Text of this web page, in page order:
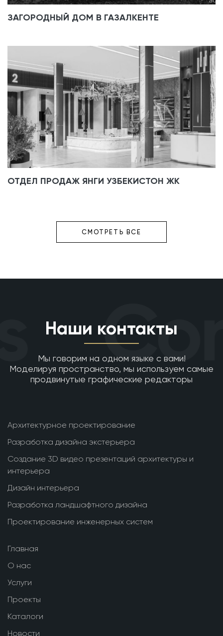
ЗАГОРОДНЫЙ ДОМ В ГАЗАЛКЕНТЕ
ОТДЕЛ ПРОДАЖ ЯНГИ УЗБЕКИСТОН ЖК
СМОТРЕТЬ ВСЕ
Наши контакты
Мы говорим на одном языке с вами!
Моделируя пространство, мы используем самые
продвинутые графические редакторы
Архитектурное проектирование
Разработка дизайна экстерьера
Создание 3D видео презентаций архитектуры и
интерьера
Дизайн интерьера
Разработка ландшафтного дизайна
Проектирование инженерных систем
Главная
О нас
Услуги
Проекты
Каталоги
Новости